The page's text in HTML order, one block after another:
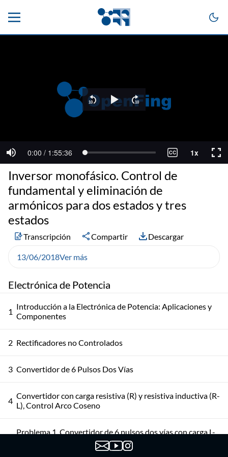
Electrónica de Potencia
1 Introducción a la Electrónica de Potencia: Aplicaciones y
Componentes
2 Rectificadores no Controlados
3 Convertidor de 6 Pulsos Dos Vías
4 Convertidor con carga resistiva (R) y resistiva inductiva (R-
L), Control Arco Coseno
5 Problema 1. Convertidor de 6 pulsos dos vías con carga L-
Inversor monofásico. Control de
fundamental y eliminación de
armónicos para dos estados y tres
estados
Transcripción Compartir Descargar
13/06/2018Ver más